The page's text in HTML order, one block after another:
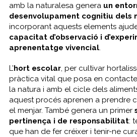
amb la naturalesa genera un
desenvolupament cognitiu dels
incorporant aquests elements
capacitat d’observació i
aprenentatge vivencial.
L’hort escolar, per cultivar
pràctica vital que posa en
la natura i amb el cicle dels
aquest procés aprenen a prendre
el menjar. També genera un primer
pertinença i de responsabilitat:
que han de fer créixer i tenir-ne